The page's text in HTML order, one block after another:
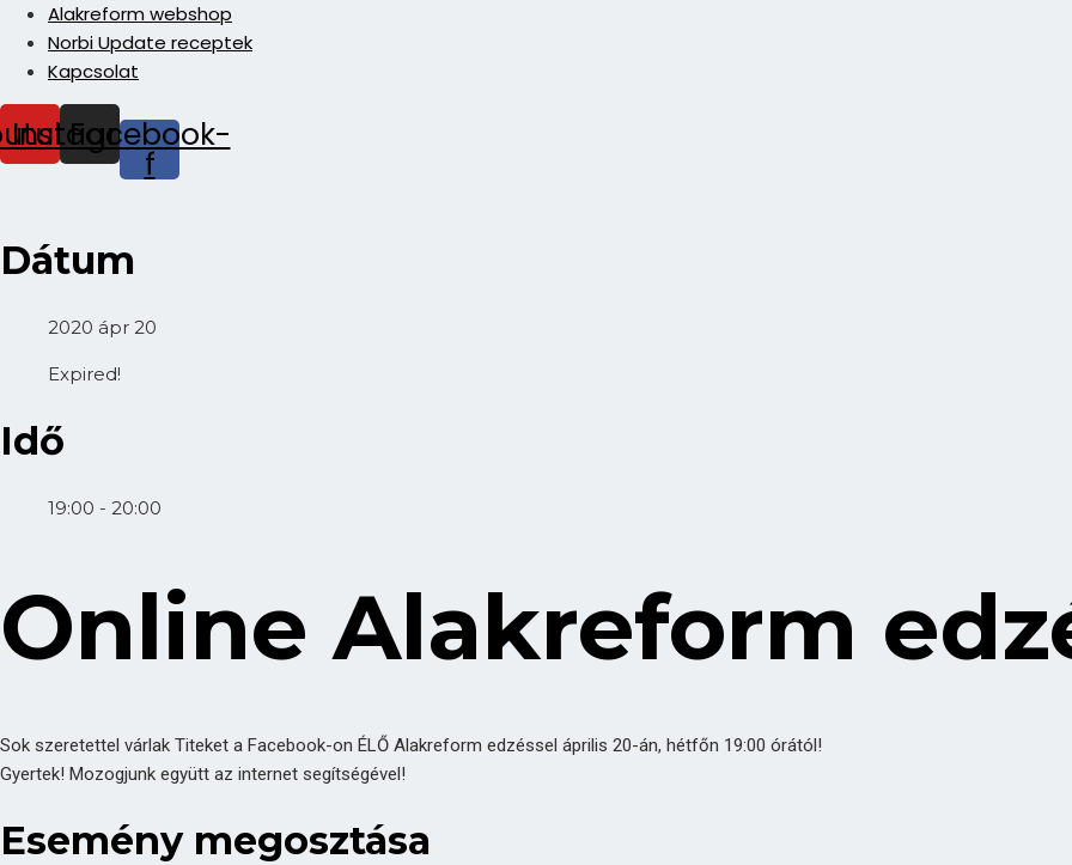
Alakreform webshop
Norbi Update receptek
Kapcsolat
Instagram
Facebook-
f
Dátum
2020 ápr 20
Expired!
Idő
19:00 - 20:00
Online Alakreform
Sok szeretettel várlak Titeket a Facebook-on ÉLŐ Alakreform edzéssel április 20-án, hétfőn 19:00 órától!
Gyertek! Mozogjunk együtt az internet segítségével!
Esemény megosztása